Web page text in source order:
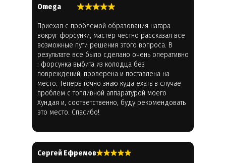
Omega
Приехал с проблемой образования нагара
вокруг форсунки, мастер честно рассказал все
возможные пути решения этого вопроса. В
результате все было сделано очень оперативно
: форсунка выбита из колодца без
повреждений, проверена и поставлена на
место. Теперь точно знаю куда ехать в случае
проблем с топливной аппаратурой моего
Хундая и, соответственно, буду рекомендовать
это место. Спасибо!
Cергей Ефремов